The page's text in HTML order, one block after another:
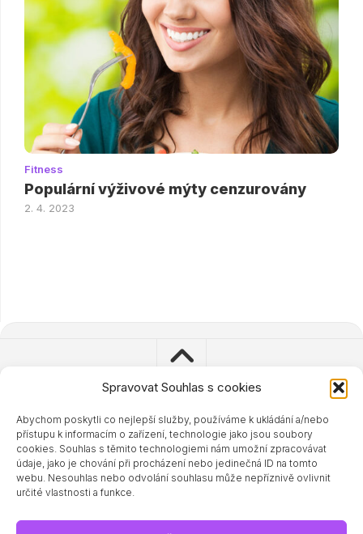
Spravovat Souhlas s cookies
Abychom poskytli co nejlepší služby, používáme k ukládání a/nebo
přístupu k informacím o zařízení, technologie jako jsou soubory
cookies. Souhlas s těmito technologiemi nám umožní zpracovávat
údaje, jako je chování při procházení nebo jedinečná ID na tomto
webu. Nesouhlas nebo odvolání souhlasu může nepříznivě ovlivnit
určité vlastnosti a funkce.
Fitness
Populární výživové mýty cenzurovány
2. 4. 2023
© 2023 - 2024 Zdravisimo.cz
Powered byWordPress. Theme by Alx.